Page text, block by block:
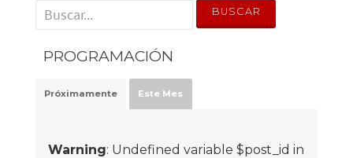
' . __('Search for:') . '
PROGRAMACIÓN
Próximamente Este Mes
Warning: Undefined variable $post_id in